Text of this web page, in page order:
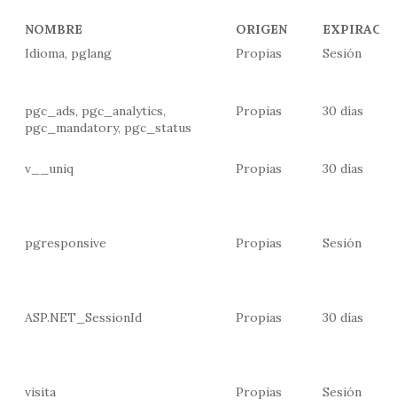
NOMBRE ORIGEN
Idioma, pglang
Propias Sesión
pgc_ads, pgc_analytics,
pgc_mandatory, pgc_status
Propias 30 días
v__uniq Propias 30 días
pgresponsive Propias Sesión
ASP.NET_SessionId Propias 30 días
visita Propias Sesión